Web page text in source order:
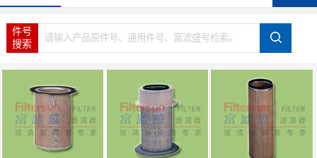
件号
搜索